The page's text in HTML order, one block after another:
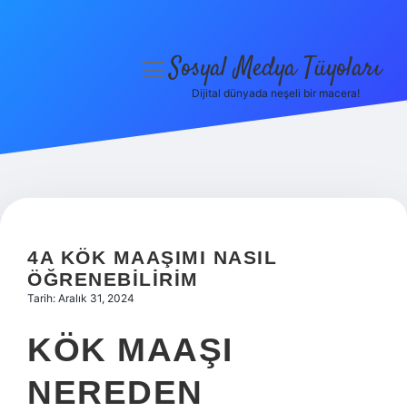
Hakkımızda
menüyüSosyal Medya Tüyoları
Dijital dünyada neşeli bir macera!
4A KÖK MAAŞIMI NASIL
ÖĞRENEBILIRIM
Tarih: Aralık 31, 2024
KÖK MAAŞI
NEREDEN